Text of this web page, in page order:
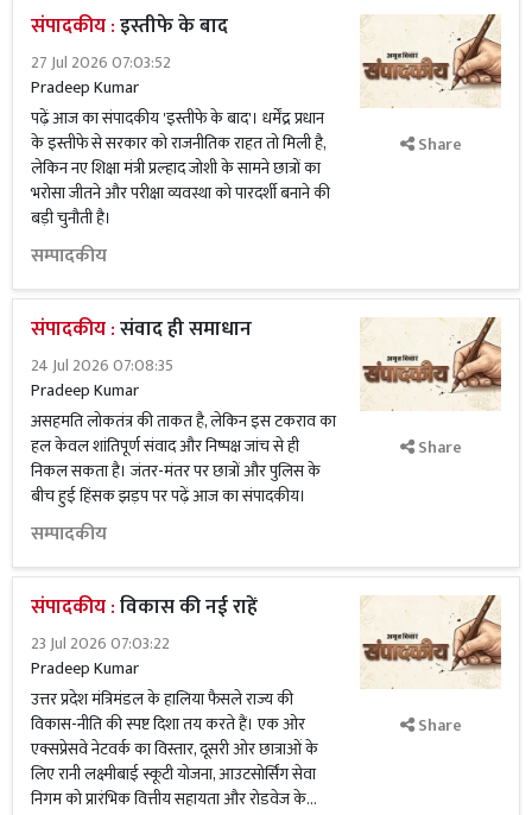
संपादकीय :इस्तीफे के बाद
27 Jul 2026 07:03:52
Pradeep Kumar
पढ़ें आज का संपादकीय 'इस्तीफे के बाद'। धर्मेंद्र प्रधान
के इस्तीफे से सरकार को राजनीतिक राहत तो मिली है,
लेकिन नए शिक्षा मंत्री प्रल्हाद जोशी के सामने छात्रों का
भरोसा जीतने और परीक्षा व्यवस्था को पारदर्शी बनाने की
बड़ी चुनौती है।
सम्पादकीय
Share
संपादकीय :संवाद ही समाधान
24 Jul 2026 07:08:35
Pradeep Kumar
असहमति लोकतंत्र की ताकत है, लेकिन इस टकराव का
हल केवल शांतिपूर्ण संवाद और निष्पक्ष जांच से ही
निकल सकता है। जंतर-मंतर पर छात्रों और पुलिस के
बीच हुई हिंसक झड़प पर पढ़ें आज का संपादकीय।
सम्पादकीय
Share
संपादकीय :विकास की नई राहें
23 Jul 2026 07:03:22
Pradeep Kumar
उत्तर प्रदेश मंत्रिमंडल के हालिया फैसले राज्य की
विकास-नीति की स्पष्ट दिशा तय करते हैं। एक ओर
एक्सप्रेसवे नेटवर्क का विस्तार, दूसरी ओर छात्राओं के
लिए रानी लक्ष्मीबाई स्कूटी योजना, आउटसोर्सिंग सेवा
निगम को प्रारंभिक वित्तीय सहायता और रोडवेज के...
Share